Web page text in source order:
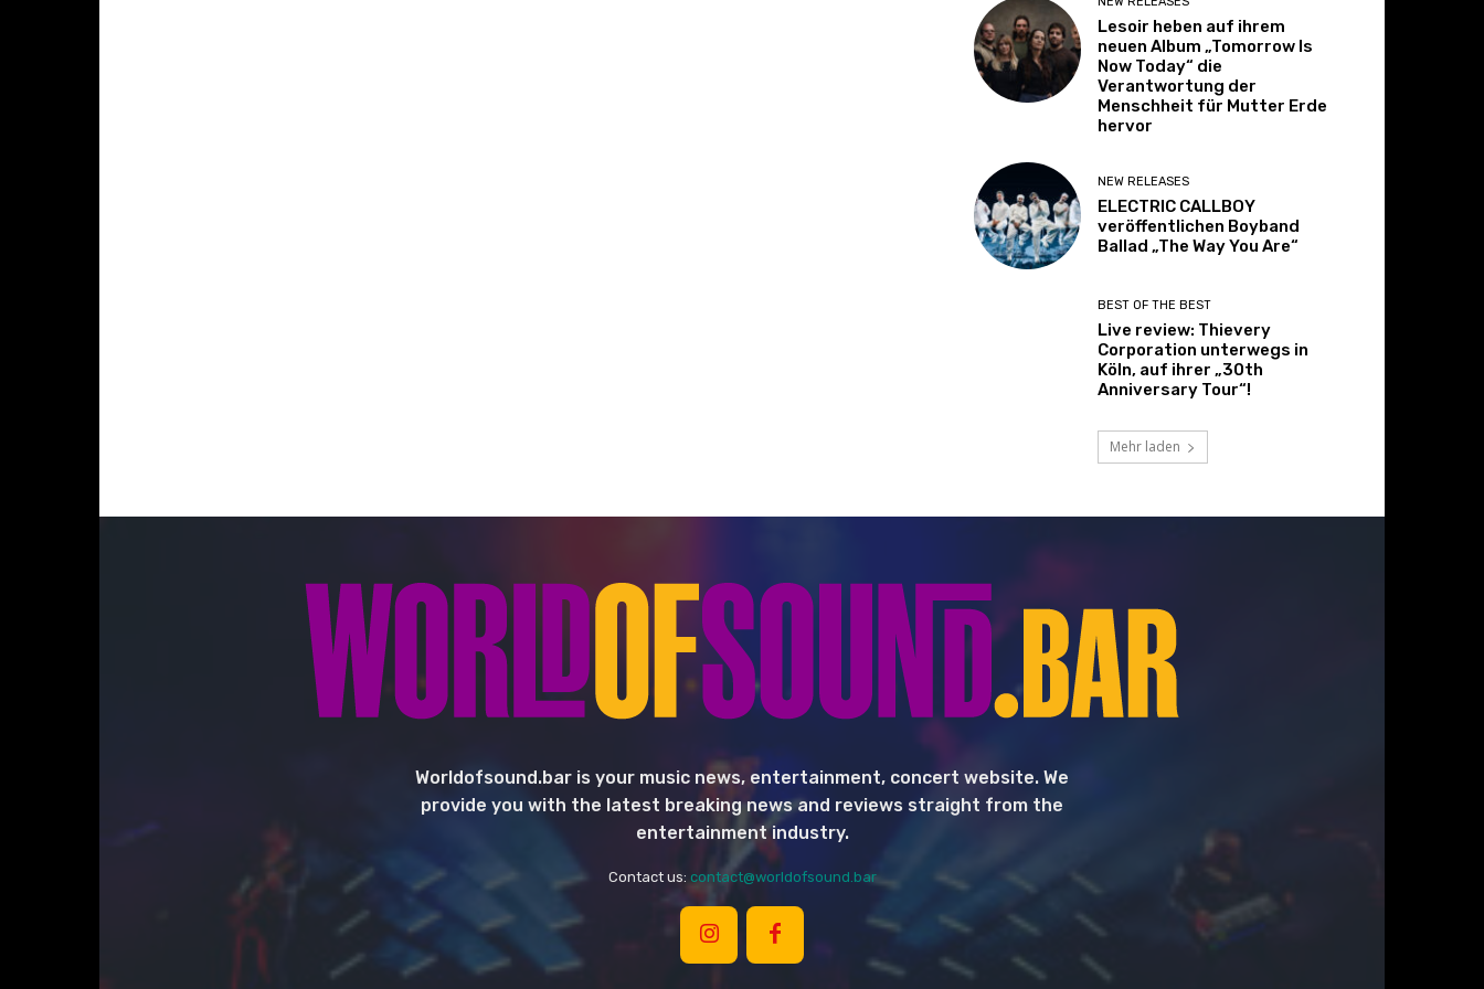
Lesoir heben auf ihrem
neuen Album „Tomorrow Is
Now Today“ die
Verantwortung der
Menschheit für Mutter Erde
hervor
NEW RELEASES
ELECTRIC CALLBOY
veröffentlichen Boyband
Ballad „The Way You Are“
BEST OF THE BEST
Live review: Thievery
Corporation unterwegs in
Köln, auf ihrer „30th
Anniversary Tour“!
Mehr laden
Worldofsound.bar is your music news, entertainment, concert website. We
provide you with the latest breaking news and reviews straight from the
entertainment industry.
Contact us: contact@worldofsound.bar